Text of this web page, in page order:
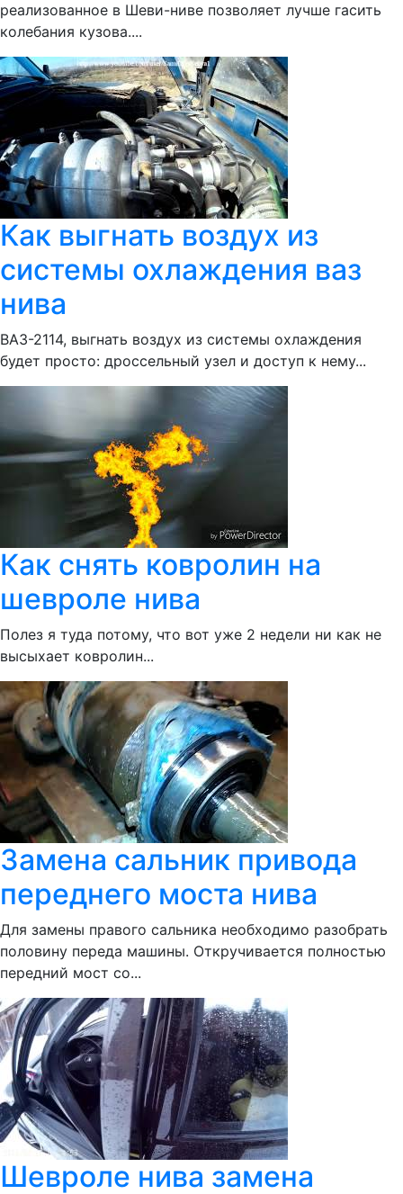
реализованное в Шеви-ниве позволяет лучше гасить
колебания кузова....
Как выгнать воздух из
системы охлаждения ваз
нива
ВАЗ-2114, выгнать воздух из системы охлаждения
будет просто: дроссельный узел и доступ к нему...
Как снять ковролин на
шевроле нива
Полез я туда потому, что вот уже 2 недели ни как не
высыхает ковролин...
Замена сальник привода
переднего моста нива
Для замены правого сальника необходимо разобрать
половину переда машины. Откручивается полностью
передний мост со...
Шевроле нива замена